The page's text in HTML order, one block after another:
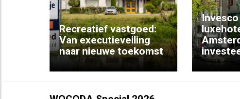
Recreatief vastgoed:
Van executieveiling
naar nieuwe toekomst